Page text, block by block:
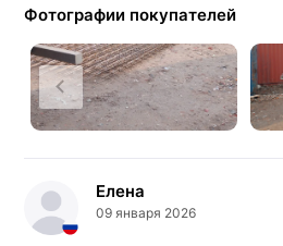
Фотографии покупателей
Елена
09 января 2026